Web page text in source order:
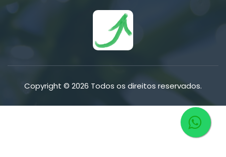
Copyright © 2026 Todos os direitos reservados.